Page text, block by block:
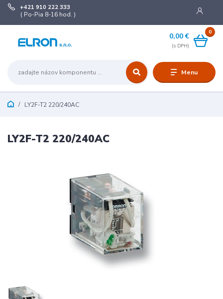
Menu
+421 910 222 333
( Po-Pia 8-16 hod. )
0
0,00 €
LY2F-T2 220/240AC
LY2F-T2 220/240AC